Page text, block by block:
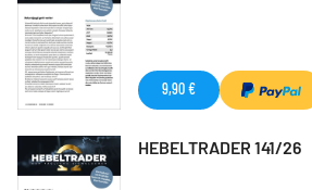
9,90 €
HEBELTRADER 141/26